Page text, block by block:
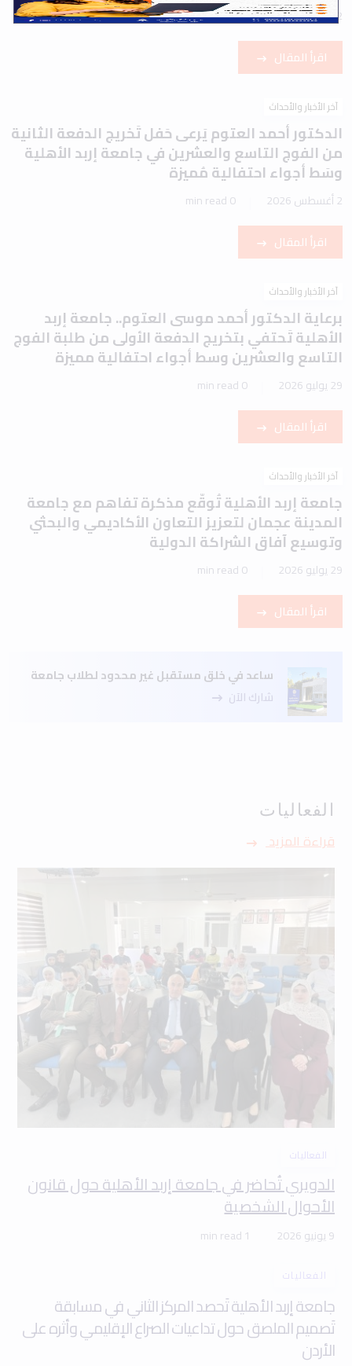
2 أغسطس 2026 1 min read
اقرأ المقال
آخر الأخبار والأحداث
الدكتور أحمد العتوم يَرعى حَفل تَخريج الدفعة الثانية
من الفوج التاسع والعشرين في جامعة إربد الأهلية
وسَط أجواء احتفالية مُميزة
2 أغسطس 2026 0 min read
اقرأ المقال
آخر الأخبار والأحداث
برعاية الدكتور أحمد موسى العتوم.. جامعة إربد
الأهلية تَحتفي بتخريج الدفعة الأولى من طلبة الفوج
التاسع والعشرين وسط أجواء احتفالية مميزة
29 يوليو 2026 0 min read
اقرأ المقال
آخر الأخبار والأحداث
جامعة إربد الأهلية تُوقّع مذكرة تفاهم مع جامعة
المدينة عجمان لتعزيز التعاون الأكاديمي والبحثي
وتوسيع آفاق الشراكة الدولية
29 يوليو 2026 0 min read
اقرأ المقال
ساعد في خلق مستقبل غير محدود لطلاب جامعة
شارك الآن
الفعاليات
قراءة المزيد
الفعاليات
الدويري تُحاضر في جامعة إربد الأهلية حول قانون
الأحوال الشخصية
9 يونيو 2026 1 min read
الفعاليات
جامعة إربد الأهلية تَحصد المركز الثاني في مسابقة
تَصميم الملصق حول تداعيات الصراع الإقليمي وأثره على
الأردن